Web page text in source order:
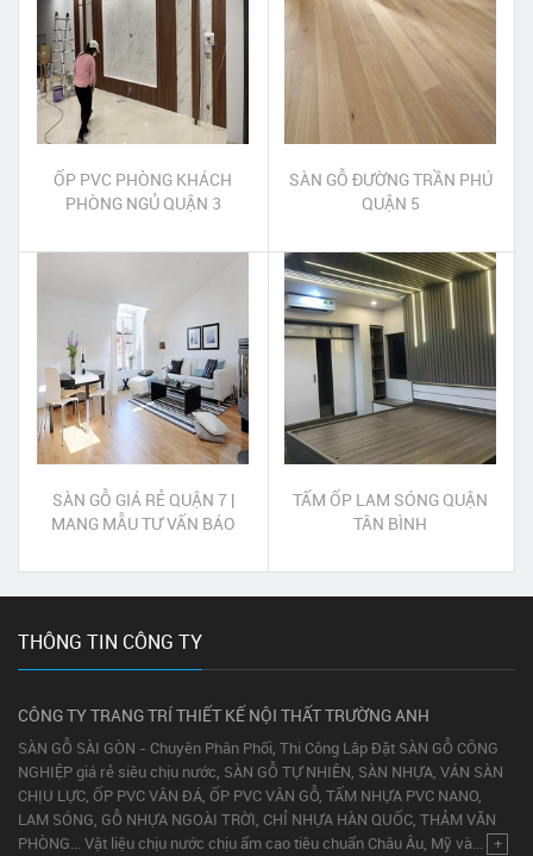
ỐP PVC PHÒNG KHÁCH
PHÒNG NGỦ QUẬN 3
SÀN GỖ ĐƯỜNG TRẦN PHÚ
QUẬN 5
SÀN GỖ GIÁ RẺ QUẬN 7 |
MANG MẪU TƯ VẤN BÁO
TẤM ỐP LAM SÓNG QUẬN
TÂN BÌNH
THÔNG TIN CÔNG TY
CÔNG TY TRANG TRÍ THIẾT KẾ NỘI THẤT TRƯỜNG ANH
SÀN GỖ SÀI GÒN - Chuyên Phân Phối, Thi Công Lắp Đặt SÀN GỖ CÔNG
NGHIỆP giá rẻ siêu chịu nước, SÀN GỖ TỰ NHIÊN, SÀN NHỰA, VÁN SÀN
CHỊU LỰC, ỐP PVC VÂN ĐÁ, ỐP PVC VÂN GỖ, TẤM NHỰA PVC NANO,
LAM SÓNG, GỖ NHỰA NGOÀI TRỜI, CHỈ NHỰA HÀN QUỐC, THẢM VĂN
PHÒNG... Vật liệu chịu nước chịu ẩm cao tiêu chuẩn Châu Âu, Mỹ và... +